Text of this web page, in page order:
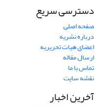
دسترسی سریع
صفحه اصلی
درباره نشریه
اعضای هیات تحریریه
ارسال مقاله
تماس با ما
نقشه سایت
آخرین اخبار